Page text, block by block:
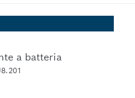
a batteria